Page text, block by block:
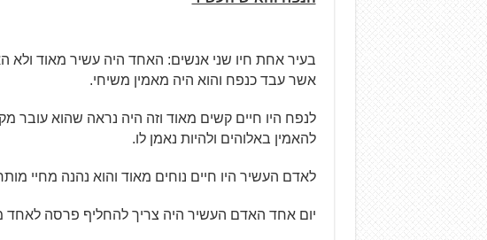
בעיר אחת חיו שני אנשים: האחד היה עשיר מאוד ולא
אשר עבד כנפח והוא היה מאמין משיחי.
לנפח היו חיים קשים מאוד וזה היה נראה שהוא עובר
להאמין באלוהים ולהיות נאמן לו.
לאדם העשיר היו חיים נוחים מאוד והוא נהנה מחיי
יום אחד האדם העשיר היה צריך להחליף פרסה לאחד